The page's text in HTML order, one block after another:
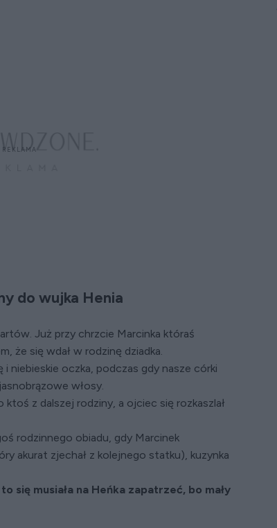
do wujka Henia
Już przy chrzcie Marcinka któraś
że się wdał w rodzinę dziadka.
i niebieskie oczka, podczas gdy nasze córki
włosy.
z dalszej rodziny, a ojciec się rozkaszlał
rodzinnego obiadu, gdy Marcinek
akurat zjechał z kolejnego statku), kuzynka
się musiała na Heńka zapatrzeć, bo mały